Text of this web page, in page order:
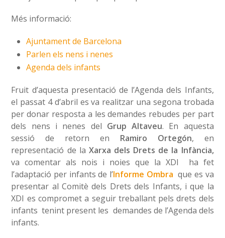
Més informació:
Ajuntament de Barcelona
Parlen els nens i nenes
Agenda dels infants
Fruit d’aquesta presentació de l’Agenda dels Infants,
el passat 4 d’abril es va realitzar una segona trobada
per donar resposta a les demandes rebudes per part
dels nens i nenes del Grup Altaveu. En aquesta
sessió de retorn en Ramiro Ortegón, en
representació de la Xarxa dels Drets de la Infància,
va comentar als nois i noies que la XDI ha fet
l’adaptació per infants de l’Informe Ombra que es va
presentar al Comitè dels Drets dels Infants, i que la
XDI es compromet a seguir treballant pels drets dels
infants tenint present les demandes de l’Agenda dels
infants.